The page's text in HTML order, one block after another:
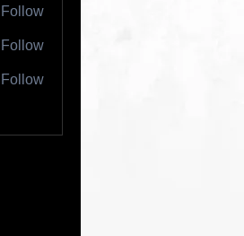
Follow
Follow
Follow